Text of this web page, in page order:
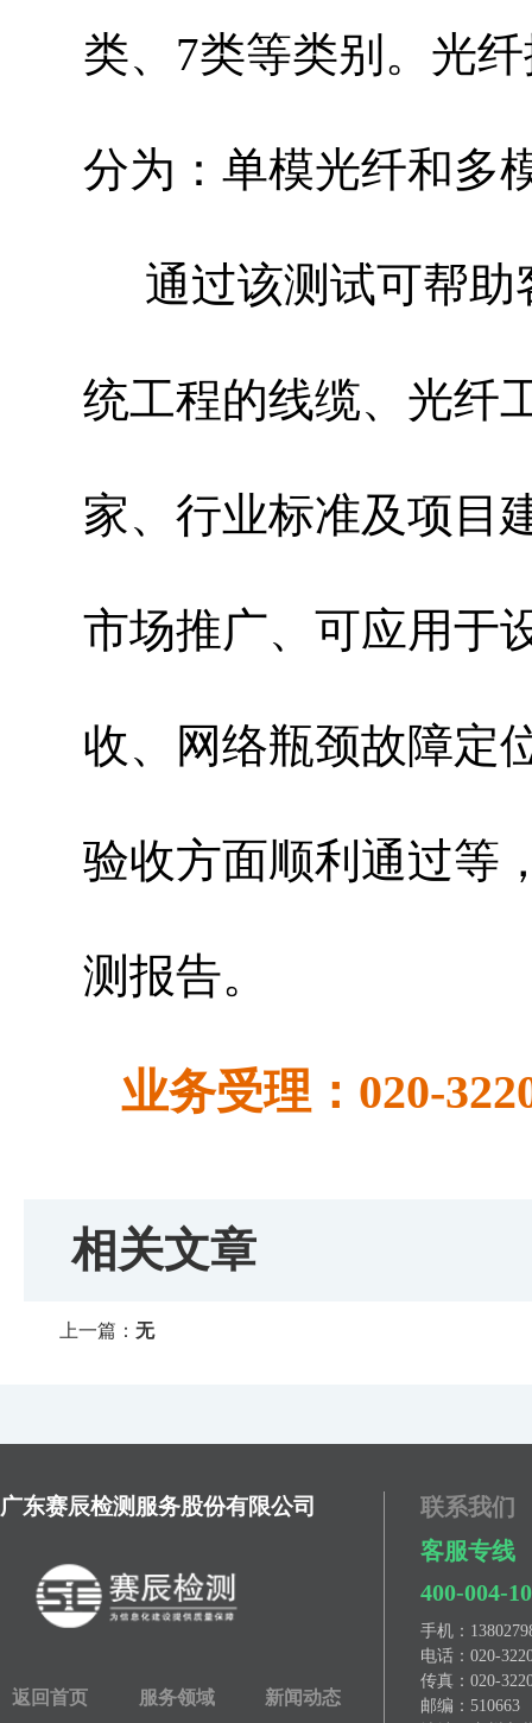
类、7类等类别。光
分为：单模光纤和多
通过该测试可帮
统工程的线缆、光纤
家、行业标准及项目
市场推广、可应用于
收、网络瓶颈故障定
验收方面顺利通过等
测报告。
业务受理：020-
相关文章
上一篇： 无
广东赛辰检测服务股份有限公司
返回首页 服务领域 新闻动态
联系我们
客服专线
400-004-
手机：
电话：020-
传真：020-
邮编：510663